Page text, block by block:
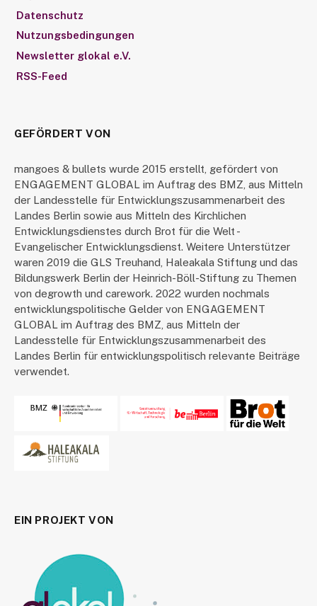
Datenschutz
Nutzungsbedingungen
Newsletter glokal e.V.
RSS-Feed
GEFÖRDERT VON
mangoes & bullets wurde 2015 erstellt, gefördert von
ENGAGEMENT GLOBAL im Auftrag des BMZ, aus Mitteln
der Landesstelle für Entwicklungszusammenarbeit des
Landes Berlin sowie aus Mitteln des Kirchlichen
Entwicklungsdienstes durch Brot für die Welt -
Evangelischer Entwicklungsdienst. Weitere Unterstützer
waren 2019 die GLS Treuhand, Haleakala Stiftung und das
Bildungswerk Berlin der Heinrich-Böll-Stiftung zu Themen
von degrowth und carework. 2022 wurden nochmals
entwicklungspolitische Gelder von ENGAGEMENT
GLOBAL im Auftrag des BMZ, aus Mitteln der
Landesstelle für Entwicklungszusammenarbeit des
Landes Berlin für entwicklungspolitisch relevante Beiträge
verwendet.
EIN PROJEKT VON